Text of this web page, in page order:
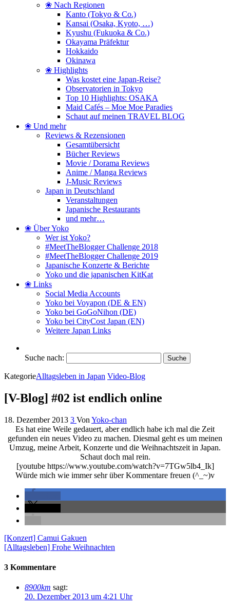
❀ Nach Regionen
Kanto (Tokyo & Co.)
Kansai (Osaka, Kyoto, …)
Kyushu (Fukuoka & Co.)
Okayama Präfektur
Hokkaido
Okinawa
❀ Highlights
Was kostet eine Japan-Reise?
Observatorien in Tokyo
Top 10 Highlights: OSAKA
Maid Cafés – Moe Moe Paradies
Schaut auf meinen TRAVEL BLOG
❀ Und mehr
Reviews & Rezensionen
Gesamtübersicht
Bücher Reviews
Movie / Dorama Reviews
Anime / Manga Reviews
J-Music Reviews
Japan in Deutschland
Veranstaltungen
Japanische Restaurants
und mehr…
❀ Über Yoko
Wer ist Yoko?
#MeetTheBlogger Challenge 2018
#MeetTheBlogger Challenge 2019
Japanische Konzerte & Berichte
Yoko und die japanischen KitKat
❀ Links
Social Media Accounts
Yoko bei Voyapon (DE & EN)
Yoko bei GoGoNihon (DE)
Yoko bei CityCost Japan (EN)
Weitere Japan Links
Suche nach:
KategorieAlltagsleben in Japan Video-Blog
[V-Blog] #02 ist endlich online
18. Dezember 2013 3 Von Yoko-chan
Es hat eine Weile gedauert, aber endlich habe ich mal die Zeit
gefunden ein neues Video zu machen. Diesmal geht es um meinen
Umzug, meine Arbeit, Konzerte und die Weihnachtszeit in Japan.
Schaut doch mal rein.
[youtube https://www.youtube.com/watch?v=7TGw5lb4_Ik]
Würde mich wie immer sehr über Kommentare freuen (^_~)v
[Konzert] Camui Gakuen
[Alltagsleben] Frohe Weihnachten
3 Kommentare
8900km sagt:
20. Dezember 2013 um 4:21 Uhr